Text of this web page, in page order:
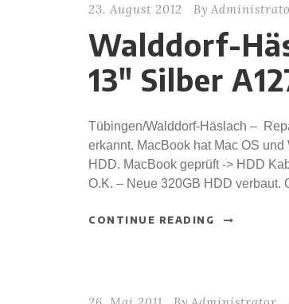
23. August 2012 By
Walddorf-
13″ Silber
Tübingen/Walddorf-Häslach –
erkannt. MacBook hat Mac OS
HDD. MacBook geprüft -> HDD
O.K. – Neue 320GB HDD verbaut.
CONTINUE READING